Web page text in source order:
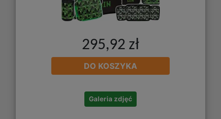
295,92 zł
DO KOSZYKA
Galeria zdjęć